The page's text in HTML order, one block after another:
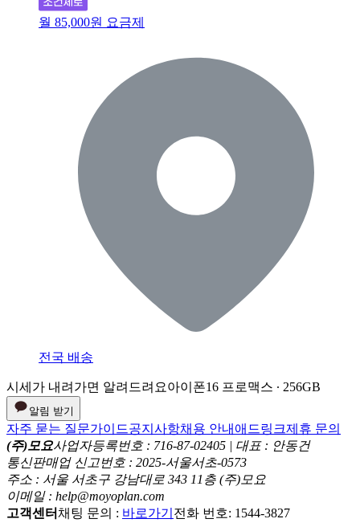
월 85,000원 요금제
전국 배송
시세가 내려가면 알려드려요아이폰16 프로맥스 ∙ 256GB
알림 받기
자주 묻는 질문가이드공지사항채용 안내 애드링크제휴 문의
(주)모요사업자등록번호 : 716-87-02405 | 대표 : 안동건
통신판매업 신고번호 : 2025-서울서초-0573
주소 : 서울 서초구 강남대로 343 11층 (주)모요
이메일 : help@moyoplan.com
고객센터 채팅 문의 : 바로가기 전화 번호: 1544-3827